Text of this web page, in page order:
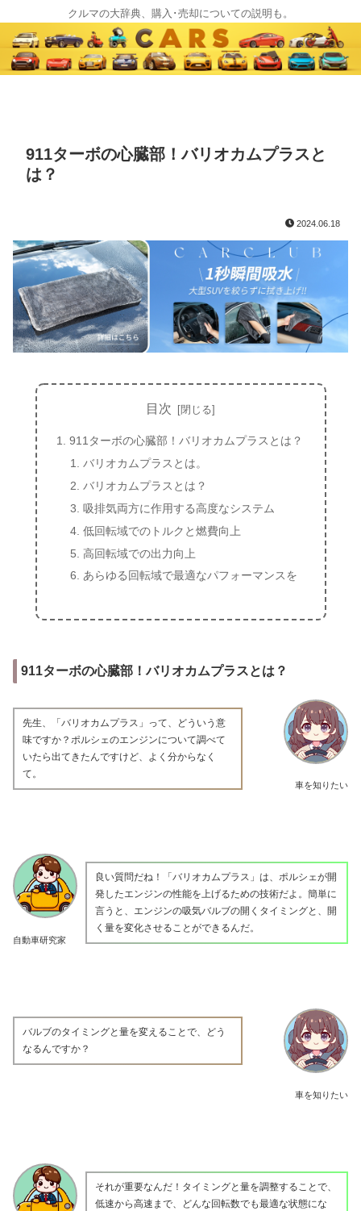
クルマの大辞典、購入･売却についての説明も。
911ターボの心臓部！バリオカムプラスと
は？
2024.06.18
目次
911ターボの心臓部！バリオカムプラスとは？
バリオカムプラスとは。
バリオカムプラスとは？
吸排気両方に作用する高度なシステム
低回転域でのトルクと燃費向上
高回転域での出力向上
あらゆる回転域で最適なパフォーマンスを
911ターボの心臓部！バリオカムプラスとは？
車を知りたい
先生、「バリオカムプラス」って、どういう意
味ですか？ポルシェのエンジンについて調べて
いたら出てきたんですけど、よく分からなく
て。
自動車研究家
良い質問だね！「バリオカムプラス」は、ポルシェが開
発したエンジンの性能を上げるための技術だよ。簡単に
言うと、エンジンの吸気バルブの開くタイミングと、開
く量を変化させることができるんだ。
車を知りたい
バルブのタイミングと量を変えることで、どう
なるんですか？
それが重要なんだ！タイミングと量を調整することで、
低速から高速まで、どんな回転数でも最適な状態にな